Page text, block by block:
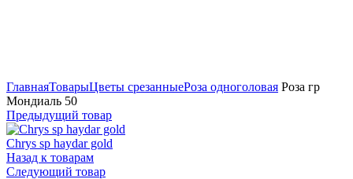
ГлавнаяТоварыЦветы срезанныеРоза одноголовая Роза гр
Мондиаль 50
Предыдущий товар
Chrys sp haydar gold
Назад к товарам
Следующий товар